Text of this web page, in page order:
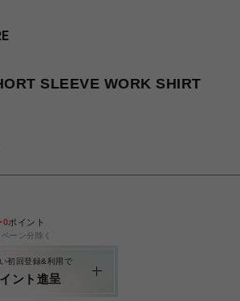
SLEEVE WORK SHIRT
0ポイント
ーン分除く
初回登録&利用で
ント進呈